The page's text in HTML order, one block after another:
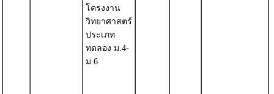
โครงงาน
วิทยาศาสตร์
ประเภท
ทดลอง ม.4-
ม.6